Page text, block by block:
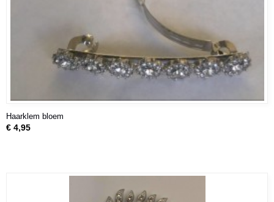
Haarklem bloem
€ 4,95